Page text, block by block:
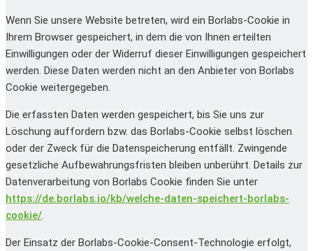
Wenn Sie unsere Website betreten, wird ein Borlabs-Cookie in
Ihrem Browser gespeichert, in dem die von Ihnen erteilten
Einwilligungen oder der Widerruf dieser Einwilligungen gespeichert
werden. Diese Daten werden nicht an den Anbieter von Borlabs
Cookie weitergegeben.
Die erfassten Daten werden gespeichert, bis Sie uns zur
Löschung auffordern bzw. das Borlabs-Cookie selbst löschen
oder der Zweck für die Datenspeicherung entfällt. Zwingende
gesetzliche Aufbewahrungsfristen bleiben unberührt. Details zur
Datenverarbeitung von Borlabs Cookie finden Sie unter
https://de.borlabs.io/kb/welche-daten-speichert-borlabs-
cookie/
Der Einsatz der Borlabs-Cookie-Consent-Technologie erfolgt,